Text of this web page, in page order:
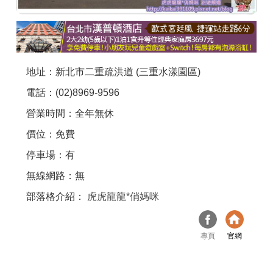
地址：新北市二重疏洪道 (三重水漾園區)
電話：(02)8969-9596
營業時間：全年無休
價位：免費
停車場：有
無線網路：無
部落格介紹：
虎虎龍龍*俏媽咪
專頁 官網